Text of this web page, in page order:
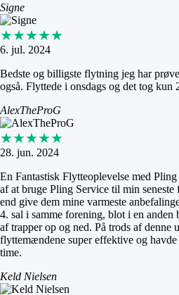
Signe
★★★★★
6. jul. 2024
Bedste og billigste flytning jeg har
også. Flyttede i onsdags og det tog kun
AlexTheProG
★★★★★
28. jun. 2024
En Fantastisk Flytteoplevelse med
af at bruge Pling Service til min
end give dem mine varmeste
4. sal i samme forening, blot i en
af trapper op og ned. På trods af denne
flyttemændene super effektive og
time.
Keld Nielsen